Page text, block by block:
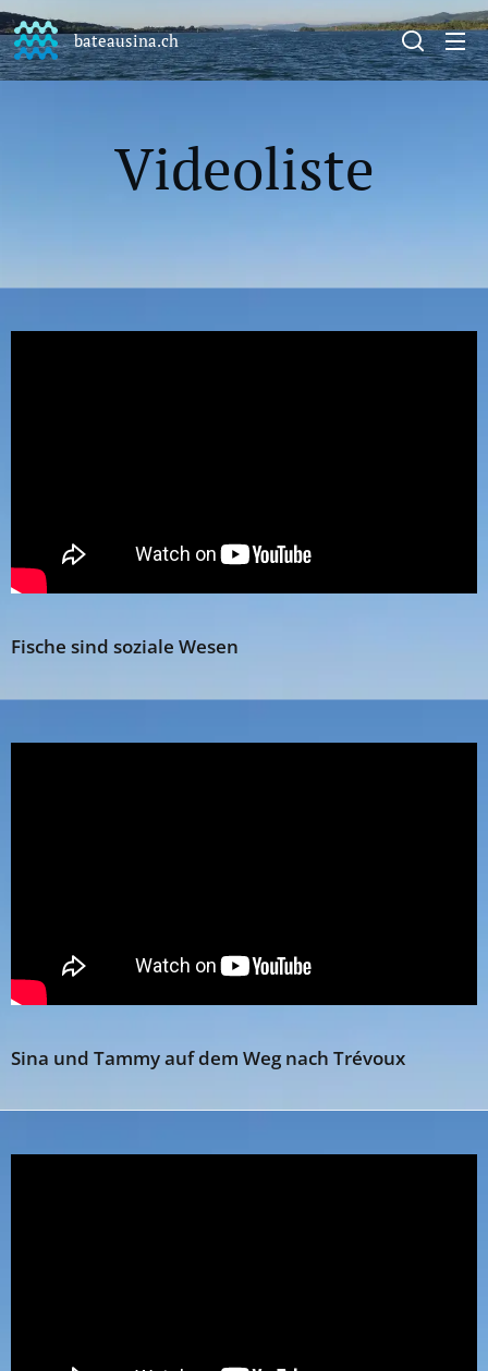
bateausina.ch
Videoliste
Fische sind soziale Wesen
Sina und Tammy auf dem Weg nach Trévoux